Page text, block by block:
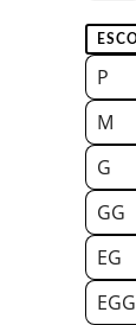
P
M
G
GG
EG
EGG